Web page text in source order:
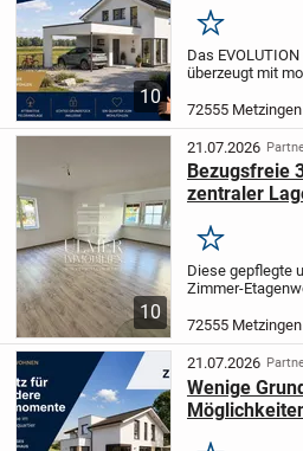
10
Merken
Das
überzeugt mit
durchdachten
offen gestaltete
Kochbereich
72555 Metzingen
10
21.07.2026
Bezugsfreie
zentraler
Merken
Diese gepflegte
Zimmer-
durchdachten
vielseitigen
zur Eigennutzun...
72555 Metzingen
21.07.2026
Wenige